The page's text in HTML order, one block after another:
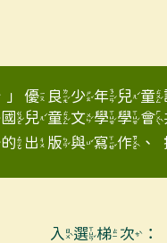
」優良少年兒
兒童文學學
出版與寫作
入選梯次：